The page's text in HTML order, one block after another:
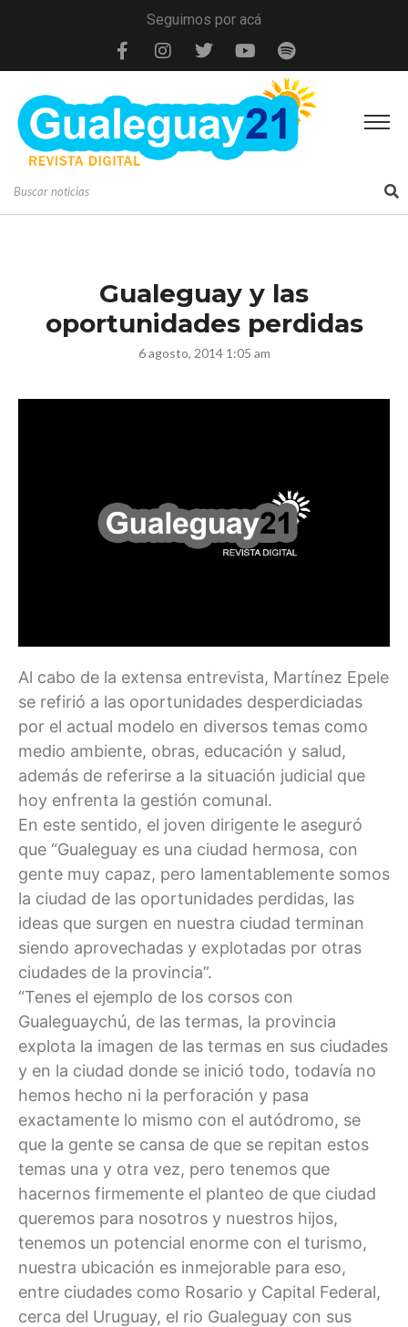
Seguimos por acá
Gualeguay y las
oportunidades perdidas
6 agosto, 2014 1:05 am
Al cabo de la extensa entrevista, Martínez Epele
se refirió a las oportunidades desperdiciadas
por el actual modelo en diversos temas como
medio ambiente, obras, educación y salud,
además de referirse a la situación judicial que
hoy enfrenta la gestión comunal.
En este sentido, el joven dirigente le aseguró
que “Gualeguay es una ciudad hermosa, con
gente muy capaz, pero lamentablemente somos
la ciudad de las oportunidades perdidas, las
ideas que surgen en nuestra ciudad terminan
siendo aprovechadas y explotadas por otras
ciudades de la provincia”.
“Tenes el ejemplo de los corsos con
Gualeguaychú, de las termas, la provincia
explota la imagen de las termas en sus ciudades
y en la ciudad donde se inició todo, todavía no
hemos hecho ni la perforación y pasa
exactamente lo mismo con el autódromo, se
que la gente se cansa de que se repitan estos
temas una y otra vez, pero tenemos que
hacernos firmemente el planteo de que ciudad
queremos para nosotros y nuestros hijos,
tenemos un potencial enorme con el turismo,
nuestra ubicación es inmejorable para eso,
entre ciudades como Rosario y Capital Federal,
cerca del Uruguay, el rio Gualeguay con sus